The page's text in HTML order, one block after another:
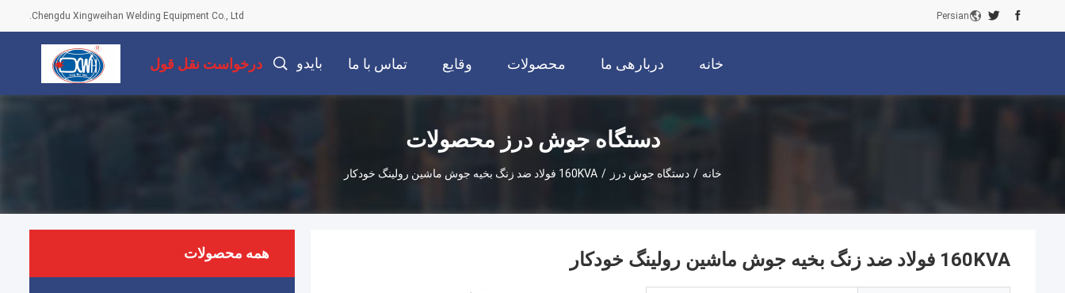
Chengdu Xingweihan Welding Equipment Co., Ltd. Persian
خانه دربارهی ما محصولات وقایع تماس با ما بایدو درخواست نقل قول
دستگاه جوش درز محصولات
خانه / دستگاه جوش درز / 160KVA فولاد ضد زنگ بخیه جوش ماشین رولینگ خودکار
همه محصولات 160KVA فولاد ضد زنگ بخیه جوش ماشین رولینگ خودکار